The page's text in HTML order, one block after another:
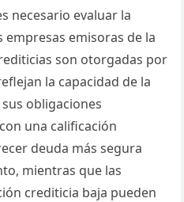
necesario evaluar la
emisoras de la
son otorgadas por
la capacidad de la
obligaciones
una calificación
deuda más segura
mientras que las
crediticia baja pueden